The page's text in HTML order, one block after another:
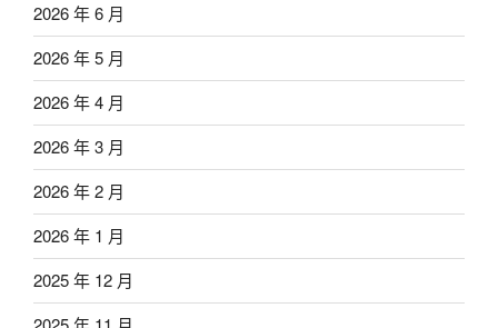
2026 年 6 月
2026 年 5 月
2026 年 4 月
2026 年 3 月
2026 年 2 月
2026 年 1 月
2025 年 12 月